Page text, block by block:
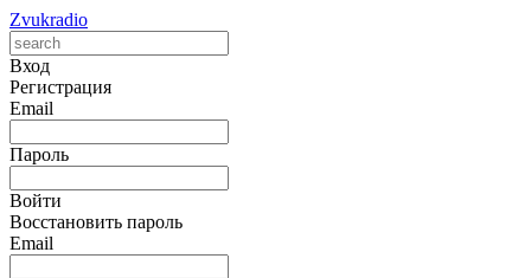
Zvukradio
Вход
Регистрация
Email
Пароль
Войти
Восстановить пароль
Email